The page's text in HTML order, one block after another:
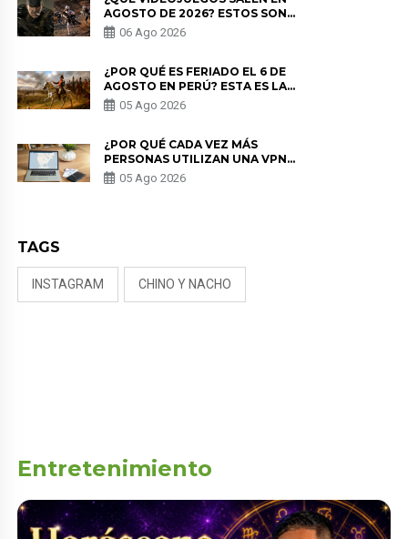
AGOSTO DE 2026? ESTOS SON
LOS ESTRENOS MÁS ESPERADOS
06 Ago 2026
¿POR QUÉ ES FERIADO EL 6 DE
AGOSTO EN PERÚ? ESTA ES LA
HISTORIA
05 Ago 2026
¿POR QUÉ CADA VEZ MÁS
PERSONAS UTILIZAN UNA VPN
PARA PROTEGER SU
PRIVACIDAD?
05 Ago 2026
TAGS
INSTAGRAM CHINO Y NACHO
Entretenimiento